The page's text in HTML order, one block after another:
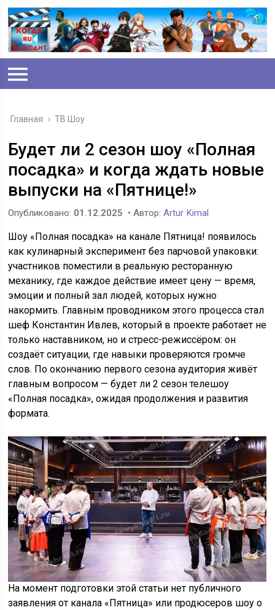
Главная › ТВ Шоу
Будет ли 2 сезон шоу «Полная
посадка» и когда ждать новые
выпуски на «Пятнице!»
Опубликовано: 01.12.2025 • Автор:Artur Kimal
Шоу «Полная посадка» на канале Пятница! появилось
как кулинарный эксперимент без парчовой упаковки:
участников поместили в реальную ресторанную
механику, где каждое действие имеет цену — время,
эмоции и полный зал людей, которых нужно
накормить. Главным проводником этого процесса стал
шеф Константин Ивлев, который в проекте работает не
только наставником, но и стресс-режиссёром: он
создаёт ситуации, где навыки проверяются громче
слов. По окончанию первого сезона аудитория живёт
главным вопросом — будет ли 2 сезон телешоу
«Полная посадка», ожидая продолжения и развития
формата.
На момент подготовки этой статьи нет публичного
заявления от канала «Пятница» или продюсеров шоу о